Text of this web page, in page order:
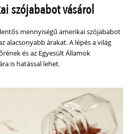
szójababot vásárol
mennyiségű amerikai szójababot
alacsonyabb árakat. A lépés a világ
és az Egyesült Államok
is hatással lehet.